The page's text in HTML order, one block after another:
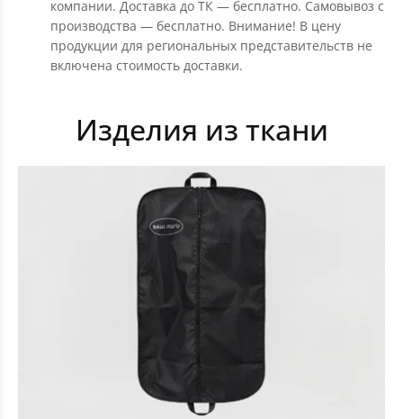
компании. Доставка до ТК — бесплатно. Самовывоз с
производства — бесплатно. Внимание! В цену
продукции для региональных представительств не
включена стоимость доставки.
Изделия из ткани